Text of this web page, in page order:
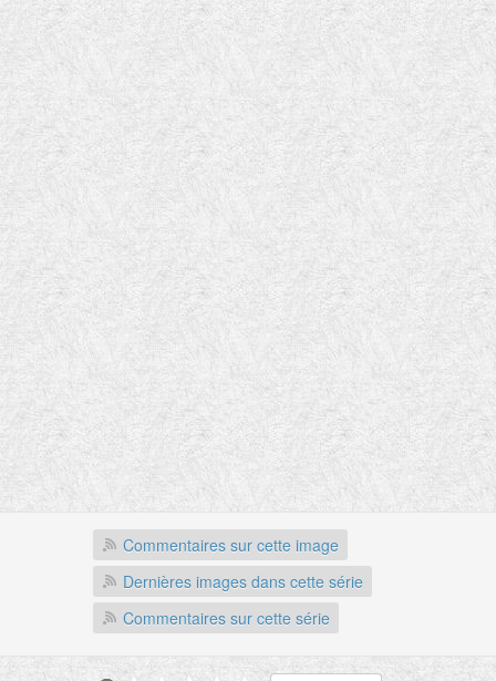
Commentaires sur cette image
Dernières images dans cette série
Commentaires sur cette série